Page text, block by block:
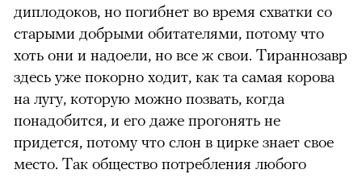
диплодоков, но погибнет во время схватки со
старыми добрыми обитателями, потому что
хоть они и надоели, но все ж свои. Тираннозавр
здесь уже покорно ходит, как та самая корова
на лугу, которую можно позвать, когда
понадобится, и его даже прогонять не
придется, потому что слон в цирке знает свое
место. Так общество потребления любого